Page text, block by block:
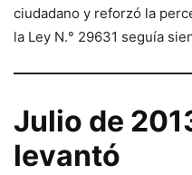
ciudadano y reforzó la
la Ley N.° 29631 seguía
Julio de
levantó